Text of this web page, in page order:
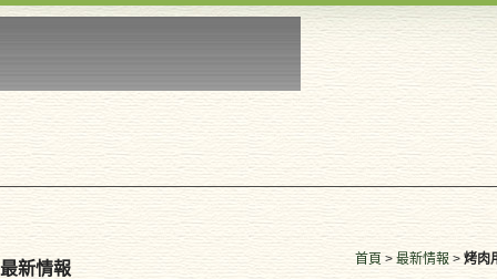
最新情報 首頁 > 最新情報 > 烤肉